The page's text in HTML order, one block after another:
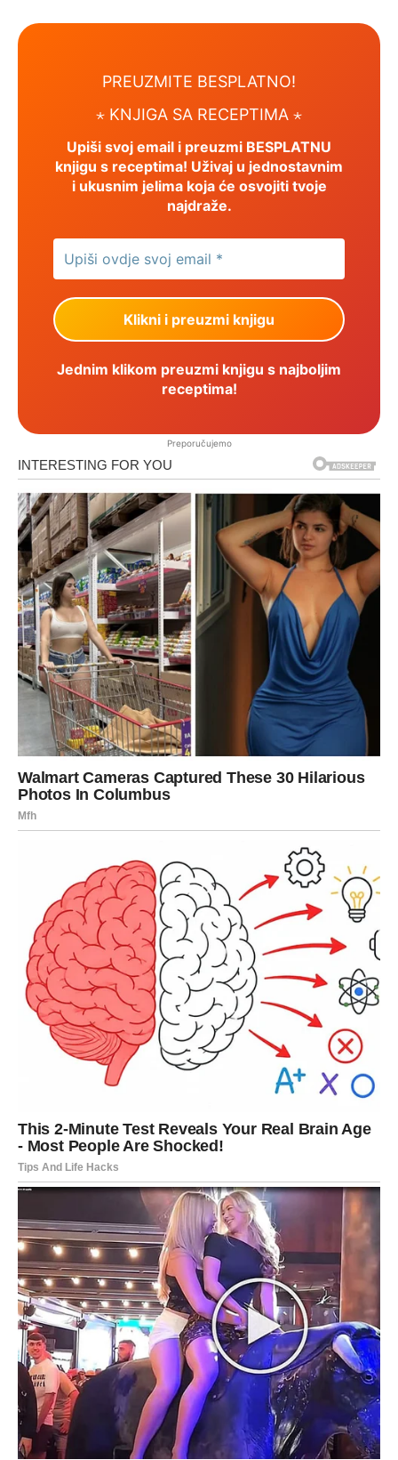
PREUZMITE BESPLATNO!
⋆ KNJIGA SA RECEPTIMA ⋆
Upiši svoj email i preuzmi BESPLATNU
knjigu s receptima! Uživaj u jednostavnim
i ukusnim jelima koja će osvojiti tvoje
najdraže.
Jednim klikom preuzmi knjigu s najboljim
receptima!
Preporučujemo